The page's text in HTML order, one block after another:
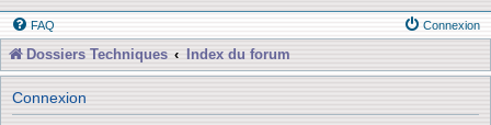
FAQ Connexion
Dossiers Techniques Index du forum
Connexion